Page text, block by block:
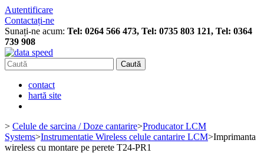
Autentificare
Contactați-ne
Sunați-ne acum: Tel: 0264 566 473, Tel: 0735 803 121, Tel: 0364
739 908
Caută
contact
hartă site
> Celule de sarcina / Doze cantarire>Producator LCM
Systems>Instrumentatie Wireless celule cantarire LCM>Imprimanta
wireless cu montare pe perete T24-PR1